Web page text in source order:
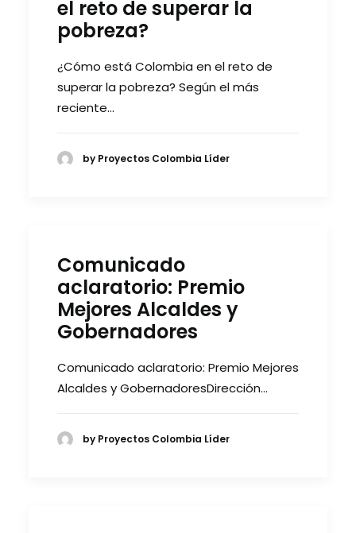
el reto de superar la
pobreza?
¿Cómo está Colombia en el reto de
superar la pobreza? Según el más
reciente…
by Proyectos Colombia Líder
Comunicado
aclaratorio: Premio
Mejores Alcaldes y
Gobernadores
Comunicado aclaratorio: Premio Mejores
Alcaldes y GobernadoresDirección…
by Proyectos Colombia Líder